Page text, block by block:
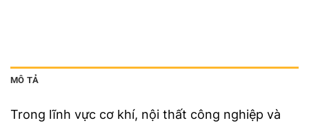
MÔ TẢ
Trong lĩnh vực cơ khí, nội thất công nghiệp và